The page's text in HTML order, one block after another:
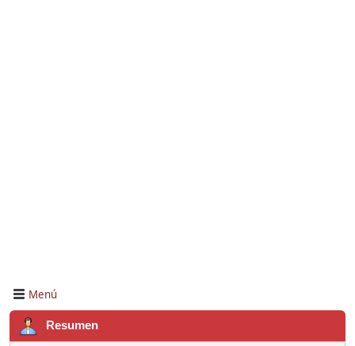
Menú
Resumen